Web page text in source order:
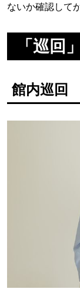
ないか確認して
「巡回
館内巡回